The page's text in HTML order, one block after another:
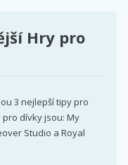
Hry pro
3 nejlepší tipy pro
dívky jsou: My
Studio a Royal